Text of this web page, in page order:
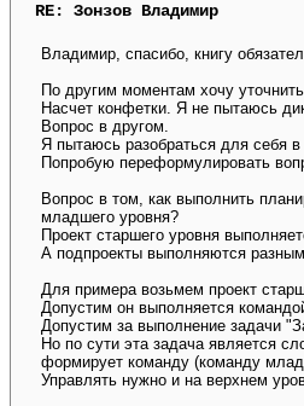
RE: Зонзов Владимир
Владимир, спасибо, книгу
По другим моментам хочу
Насчет конфетки. Я не пытаюсь
Вопрос в другом.
Я пытаюсь разобраться для себя
Попробую переформулировать
Вопрос в том, как выполнить
младшего уровня?
Проект старшего уровня
А подпроекты выполняются
Для примера возьмем проект
Допустим он выполняется
Допустим за выполнение задачи
Но по сути эта задача является
формирует команду (команду
Управлять нужно и на верхнем